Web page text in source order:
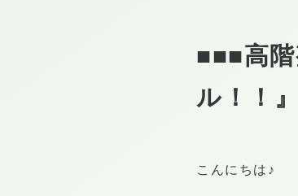
■■■高
ル！！
こんにちは♪